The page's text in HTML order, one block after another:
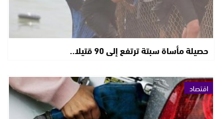
حصيلة مأساة سبتة ترتفع إلى 90 قتيلا..
اقتصاد